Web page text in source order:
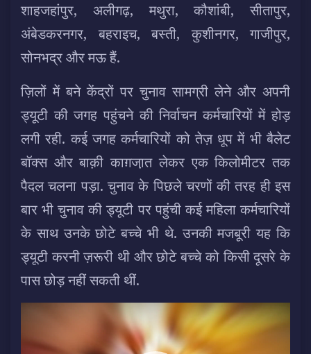
शाहजहांपुर, अलीगढ़, मथुरा, कौशांबी, सीतापुर,
अंबेडकरनगर, बहराइच, बस्ती, कुशीनगर, गाजीपुर,
सोनभद्र और मऊ हैं.
ज़िलों में बने केंद्रों पर चुनाव सामग्री लेने और अपनी
ड्यूटी की जगह पहुंचने की निर्वाचन कर्मचारियों में होड़
लगी रही. कई जगह कर्मचारियों को तेज़ धूप में भी बैलेट
बॉक्स और बाक़ी काग़जा़त लेकर एक किलोमीटर तक
पैदल चलना पड़ा. चुनाव के पिछले चरणों की तरह ही इस
बार भी चुनाव की ड्यूटी पर पहुंची कई महिला कर्मचारियों
के साथ उनके छोटे बच्चे भी थे. उनकी मजबूरी यह कि
ड्यूटी करनी ज़रूरी थी और छोटे बच्चे को किसी दूसरे के
पास छोड़ नहीं सकती थीं.
Video